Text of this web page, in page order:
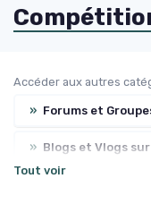
Accéder aux autres
» Forums et
» Blogs et Vlogs
Tout voir